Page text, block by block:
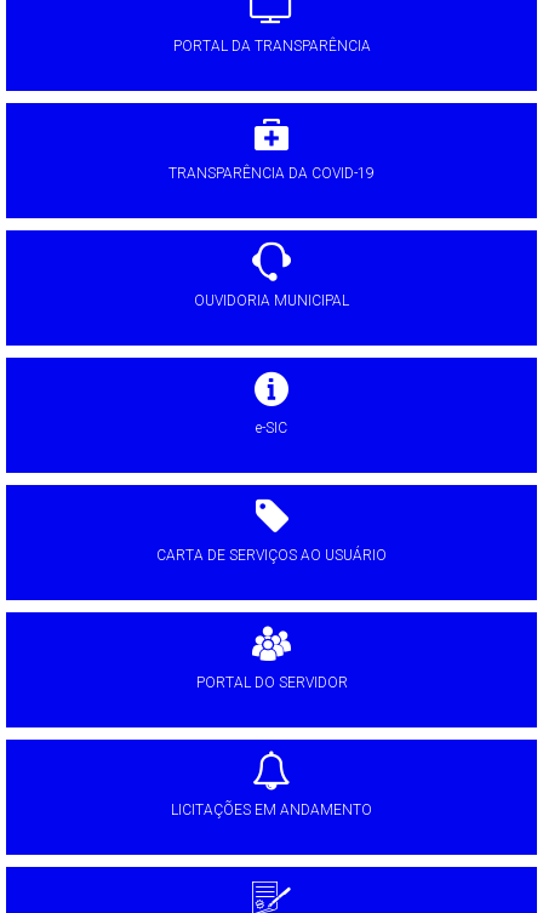
PORTAL DA TRANSPARÊNCIA
TRANSPARÊNCIA DA COVID-19
OUVIDORIA MUNICIPAL
e-SIC
CARTA DE SERVIÇOS AO USUÁRIO
PORTAL DO SERVIDOR
LICITAÇÕES EM ANDAMENTO